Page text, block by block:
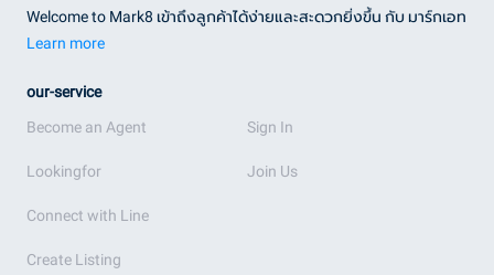
Welcome to Mark8 เข้าถึงลูกค้าได้ง่ายและสะดวกยิ่งขึ้น กับ มาร์กเอท
Learn more
our-service
Become an Agent
Lookingfor
Connect with Line
Create Listing
Sign In
Join Us